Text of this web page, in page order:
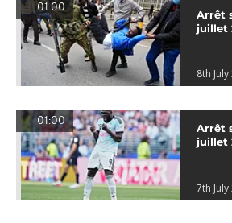
01:00
Arrêt
juillet
8th
01:00
Arrêt
juillet
7th